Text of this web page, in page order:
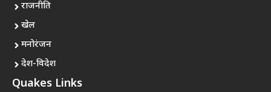
राजनीति
खेल
मनोरंजन
देश-विदेश
Quakes Links